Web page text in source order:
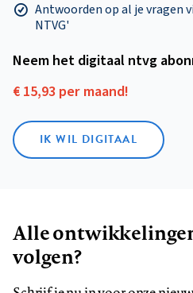
Antwoorden op al je vragen
NTVG'
Neem het digitaal ntvg
€ 15,93 per maand!
IK WIL DIGITAAL
Alle
volgen?